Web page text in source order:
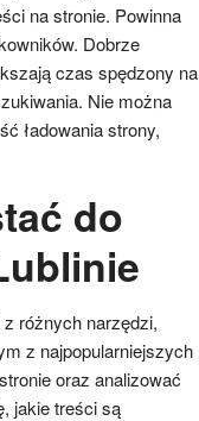
na stronie. Powinna
Dobrze
czas spędzony na
Nie można
ładowania strony,
do
różnych narzędzi,
z najpopularniejszych
oraz analizować
jakie treści są